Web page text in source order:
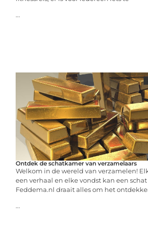
...
Ontdek de schatkamer van verzamelaars
Welkom in de wereld van verzamelen!
een verhaal en elke vondst kan een
Feddema.nl draait alles om het
...